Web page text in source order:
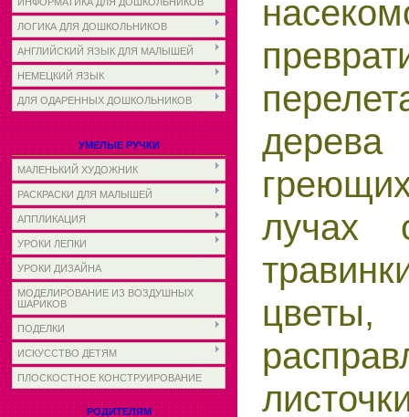
ЛОГИКА ДЛЯ ДОШКОЛЬНИКОВ
АНГЛИЙСКИЙ ЯЗЫК ДЛЯ МАЛЫШЕЙ
НЕМЕЦКИЙ ЯЗЫК
ДЛЯ ОДАРЕННЫХ ДОШКОЛЬНИКОВ
УМЕЛЫЕ РУЧКИ
МАЛЕНЬКИЙ ХУДОЖНИК
РАСКРАСКИ ДЛЯ МАЛЫШЕЙ
АППЛИКАЦИЯ
УРОКИ ЛЕПКИ
УРОКИ ДИЗАЙНА
МОДЕЛИРОВАНИЕ ИЗ ВОЗДУШНЫХ
ШАРИКОВ
ПОДЕЛКИ
ИСКУССТВО ДЕТЯМ
ПЛОСКОСТНОЕ КОНСТРУИРОВАНИЕ
РОДИТЕЛЯМ
лучах
цветы,